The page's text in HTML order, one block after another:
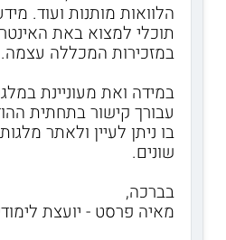
הלוואות מותנות ועוד.
תוכלי למצוא באת
במזכירות המכללה עצמה.
במידה ואת מעוניינת
עבורך קישור בתחתית
בו ניתן לעיין ולאתר
שונים.
בברכה,
מאיה פרסט - יועצת